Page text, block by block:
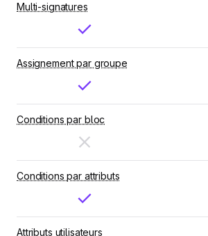
Multi-signatures
Assignement par groupe
Conditions par bloc
Conditions par attributs
Attributs utilisateurs